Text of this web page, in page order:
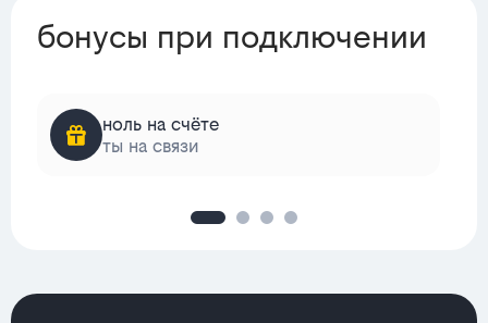
бонусы при подключении
ноль на счёте
ты на связи